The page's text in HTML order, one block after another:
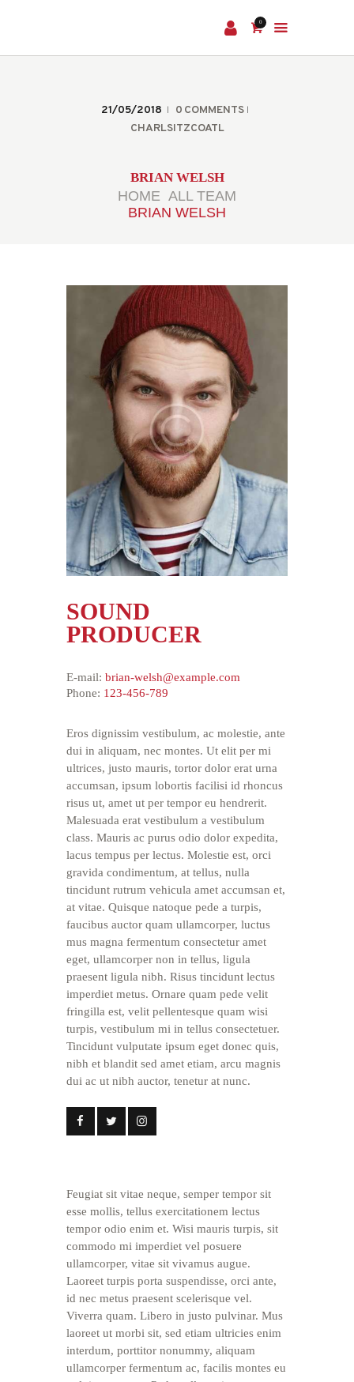
0
21/05/2018 0 COMMENTS
CHARLSITZCOATL
BRIAN WELSH
HOME ALL TEAM
BRIAN WELSH
TICKETS
SOUND
PRODUCER
E-mail: brian-welsh@example.com
Phone: 123-456-789
Eros dignissim vestibulum, ac molestie, ante
dui in aliquam, nec montes. Ut elit per mi
ultrices, justo mauris, tortor dolor erat urna
accumsan, ipsum lobortis facilisi id rhoncus
risus ut, amet ut per tempor eu hendrerit.
Malesuada erat vestibulum a vestibulum
class. Mauris ac purus odio dolor expedita,
lacus tempus per lectus. Molestie est, orci
gravida condimentum, at tellus, nulla
tincidunt rutrum vehicula amet accumsan et,
at vitae. Quisque natoque pede a turpis,
faucibus auctor quam ullamcorper, luctus
mus magna fermentum consectetur amet
eget, ullamcorper non in tellus, ligula
praesent ligula nibh. Risus tincidunt lectus
imperdiet metus. Ornare quam pede velit
fringilla est, velit pellentesque quam wisi
turpis, vestibulum mi in tellus consectetuer.
Tincidunt vulputate ipsum eget donec quis,
nibh et blandit sed amet etiam, arcu magnis
dui ac ut nibh auctor, tenetur at nunc.
Feugiat sit vitae neque, semper tempor sit
esse mollis, tellus exercitationem lectus
tempor odio enim et. Wisi mauris turpis, sit
commodo mi imperdiet vel posuere
ullamcorper, vitae sit vivamus augue.
Laoreet turpis porta suspendisse, orci ante,
id nec metus praesent scelerisque vel.
Viverra quam. Libero in justo pulvinar. Mus
laoreet ut morbi sit, sed etiam ultricies enim
interdum, porttitor nonummy, aliquam
ullamcorper fermentum ac, facilis montes eu